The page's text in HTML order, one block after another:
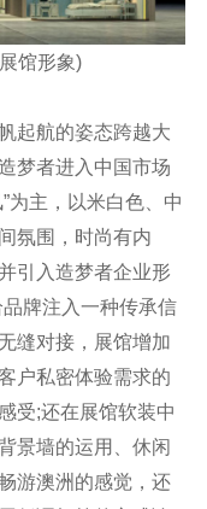
馆形象)
起航的姿态跨越大
梦者进入中国市场
为主，以米白色、中
氛围，时尚有内
引入造梦者企业形
牌注入一种传承信
缝对接，展馆增加
户私密体验需求的
受;还在展馆软装中
景墙的运用、休闲
游澳洲的感觉，还